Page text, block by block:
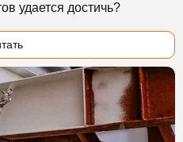
удается достичь?